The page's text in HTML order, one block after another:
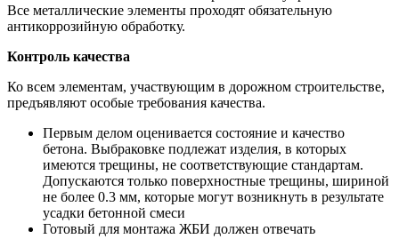
Все металлические элементы проходят обязательную
антикоррозийную обработку.
Контроль качества
Ко всем элементам, участвующим в дорожном строительстве,
предъявляют особые требования качества.
Первым делом оценивается состояние и качество
бетона. Выбраковке подлежат изделия, в которых
имеются трещины, не соответствующие стандартам.
Допускаются только поверхностные трещины, шириной
не более 0.3 мм, которые могут возникнуть в результате
усадки бетонной смеси
Готовый для монтажа ЖБИ должен отвечать